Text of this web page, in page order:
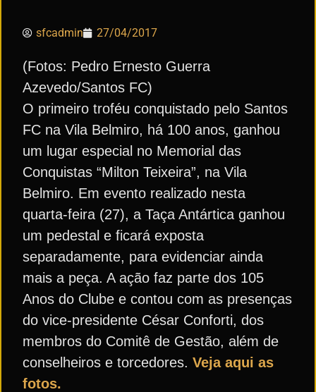
sfcadmin 27/04/2017
(Fotos: Pedro Ernesto Guerra
Azevedo/Santos FC)
O primeiro troféu conquistado pelo Santos
FC na Vila Belmiro, há 100 anos, ganhou
um lugar especial no Memorial das
Conquistas “Milton Teixeira”, na Vila
Belmiro. Em evento realizado nesta
quarta-feira (27), a Taça Antártica ganhou
um pedestal e ficará exposta
separadamente, para evidenciar ainda
mais a peça. A ação faz parte dos 105
Anos do Clube e contou com as presenças
do vice-presidente César Conforti, dos
membros do Comitê de Gestão, além de
conselheiros e torcedores. Veja aqui as
fotos.